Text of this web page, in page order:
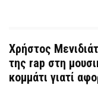
Χρήστος
της rap στη
κομμάτι γιατί